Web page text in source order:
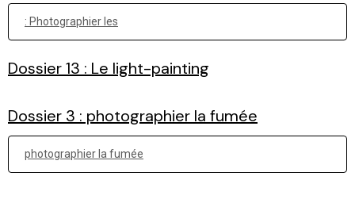
: Photographier les
Dossier 13 : Le light-painting
Dossier 3 : photographier la fumée
photographier la fumée